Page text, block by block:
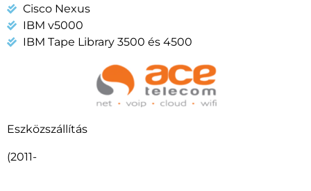
Cisco Nexus
IBM v5000
IBM Tape Library 3500 és 4500
Eszközszállítás
(2011-